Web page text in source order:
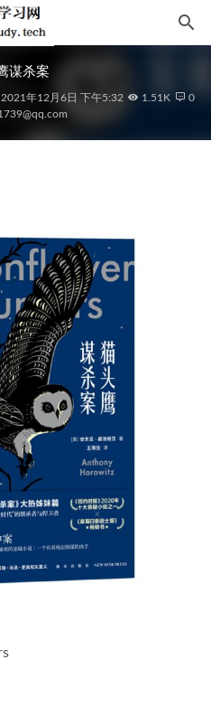
谋杀案
2021年12月6日 下午5:32 1.51K
0
C2 2023-01-14
10-18
2020-11-30